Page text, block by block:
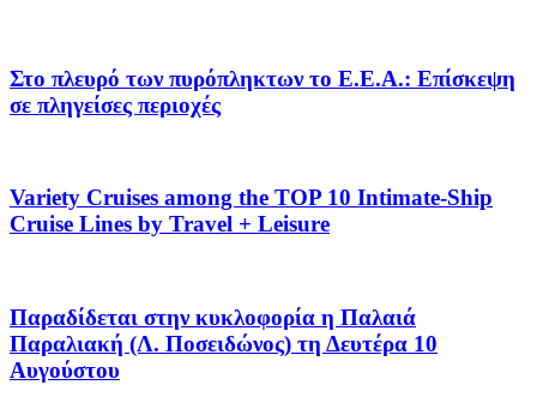
Στο πλευρό των πυρόπληκτων το Ε.Ε.Α.: Επίσκεψη
σε πληγείσες περιοχές
Variety Cruises among the TOP 10 Intimate-Ship
Cruise Lines by Travel + Leisure
Παραδίδεται στην κυκλοφορία η Παλαιά
Παραλιακή (Λ. Ποσειδώνος) τη Δευτέρα 10
Αυγούστου